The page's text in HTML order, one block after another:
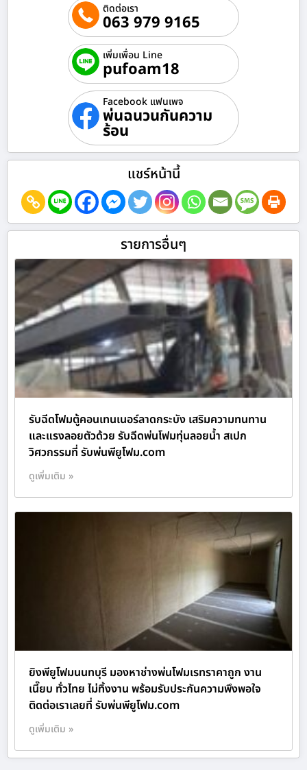
ติดต่อเรา
063 979 9165
เพิ่มเพื่อน Line
pufoam18
Facebook แฟนเพจ
พ่นฉนวนกันความ
ร้อน
แชร์หน้านี้
รายการอื่นๆ
รับฉีดโฟมตู้คอนเทนเนอร์ลาดกระบัง เสริมความทนทาน
และแรงลอยตัวด้วย รับฉีดพ่นโฟมทุ่นลอยน้ำ สเปก
วิศวกรรมที่ รับพ่นพียูโฟม.com
ดูเพิ่มเติม »
ยิงพียูโฟมนนทบุรี มองหาช่างพ่นโฟมเรทราคาถูก งาน
เนี๊ยบ ทั่วไทย ไม่ทิ้งงาน พร้อมรับประกันความพึงพอใจ
ติดต่อเราเลยที่ รับพ่นพียูโฟม.com
ดูเพิ่มเติม »